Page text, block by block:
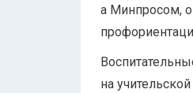
а Минпросом,
на